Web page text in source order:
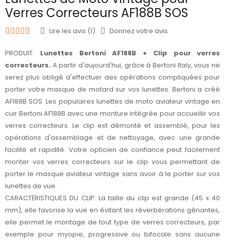
Verres Correcteurs AF188B SOS
Lire les avis (1) Donnez votre avis
PRODUIT: Lunettes Bertoni AF188B + Clip pour verres
correcteurs. A partir d'aujourd'hui, grâce à Bertoni Italy, vous ne
serez plus obligé d'effectuer des opérations compliquées pour
porter votre masque de motard sur vos lunettes. Bertoni a créé
AF188B SOS. Les populaires lunettes de moto aviateur vintage en
cuir Bertoni AF188B avec une monture intégrée pour accueillir vos
verres correcteurs. Le clip est démonté et assemblé, pour les
opérations d'assemblage et de nettoyage, avec une grande
facilité et rapidité. Votre opticien de confiance peut facilement
monter vos verres correcteurs sur le clip vous permettant de
porter le masque aviateur vintage sans avoir à le porter sur vos
lunettes de vue.
CARACTÉRISTIQUES DU CLIP: La taille du clip est grande (45 x 40
mm), elle favorise la vue en évitant les réverbérations gênantes,
elle permet le montage de tout type de verres correcteurs, par
exemple pour myopie, progressive ou bifocale sans aucune